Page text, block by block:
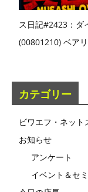
ス日記#2423：ダ
(00801210) ベア
カテゴリー
ビワエフ・ネット
お知らせ
アンケート
イベント＆セ